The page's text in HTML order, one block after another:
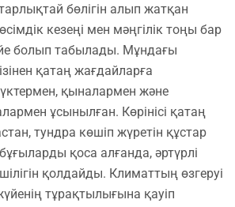
бөлігін алып жатқан
кезеңі мен мәңгілік тоңы бар
болып табылады. Мұндағы
қатаң жағдайларға
қыналармен және
ұсынылған. Көрінісі қатаң
тундра көшіп жүретін құстар
қоса алғанда, әртүрлі
қолдайды. Климаттың өзгеруі
тұрақтылығына қауіп